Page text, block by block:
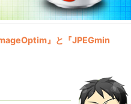
』と『JPEGmin